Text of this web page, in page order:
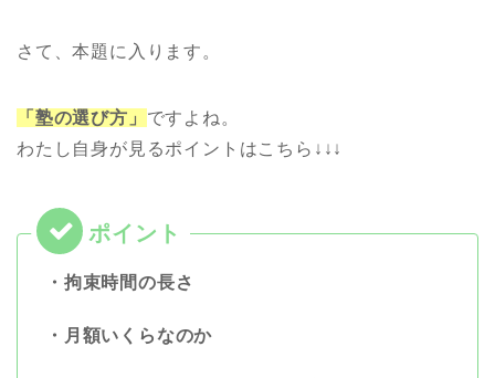
さて、本題に入ります。
「塾の選び方」 ですよね。
わたし自身が見るポイントはこちら↓↓↓
・拘束時間の長さ
・月額いくらなのか